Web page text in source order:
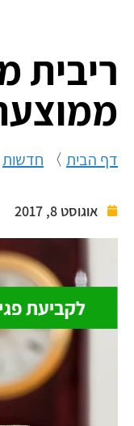
לקביעת
ריבית
ממוצעת
דף הבית〉חדשות
אוגוסט 8, 2017